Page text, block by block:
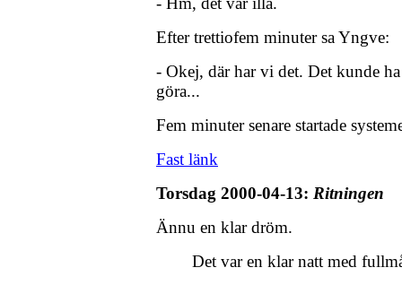
Efter trettiofem minuter sa Yngve:
- Okej, där har vi det. Det kunde
göra...
Fem minuter senare startade
Fast länk
Torsdag 2000-04-13: Ritningen
Ännu en klar dröm.
Det var en klar natt med